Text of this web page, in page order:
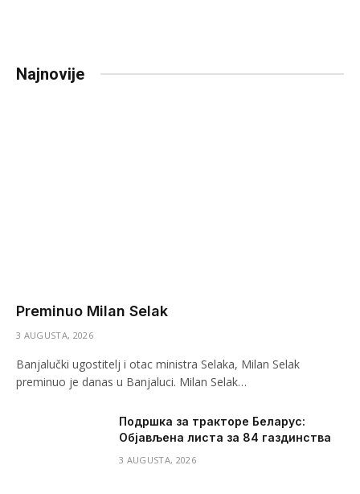
Najnovije
Preminuo Milan Selak
3 AUGUSTA, 2026
Banjalučki ugostitelj i otac ministra Selaka, Milan Selak
preminuo je danas u Banjaluci. Milan Selak…
Подршка за тракторе Беларус:
Објављена листа за 84 газдинства
3 AUGUSTA, 2026